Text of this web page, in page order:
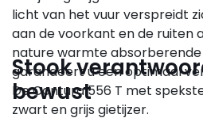
licht van het vuur verspreidt
aan de voorkant en de ruiten
nature warmte
garandeert u een optimaal
De Contura 556 T met
zwart en grijs gietijzer.
Stook
bewust